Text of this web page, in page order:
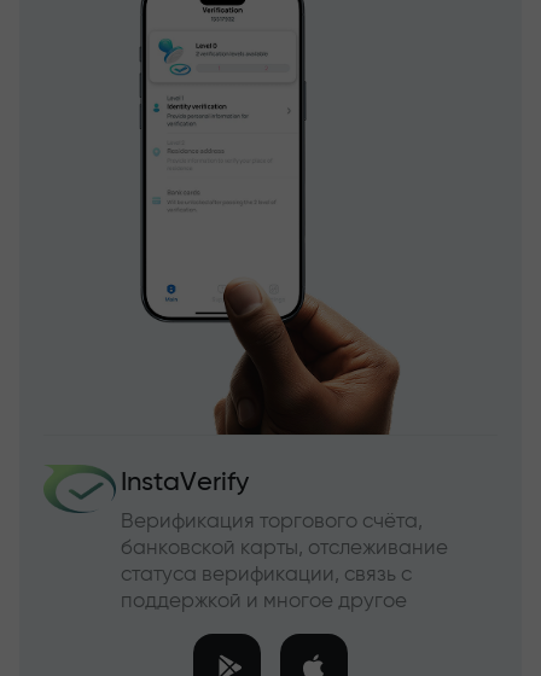
InstaVerify
Верификация торгового счёта,
банковской карты, отслеживание
статуса верификации, связь с
поддержкой и многое другое